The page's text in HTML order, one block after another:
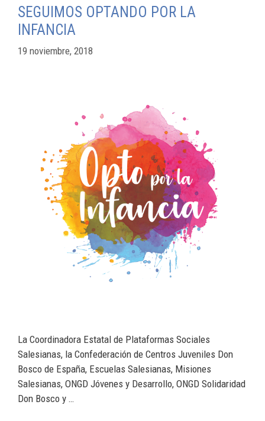
SEGUIMOS OPTANDO POR LA
INFANCIA
19 noviembre, 2018
La Coordinadora Estatal de Plataformas Sociales
Salesianas, la Confederación de Centros Juveniles Don
Bosco de España, Escuelas Salesianas, Misiones
Salesianas, ONGD Jóvenes y Desarrollo, ONGD Solidaridad
Don Bosco y …